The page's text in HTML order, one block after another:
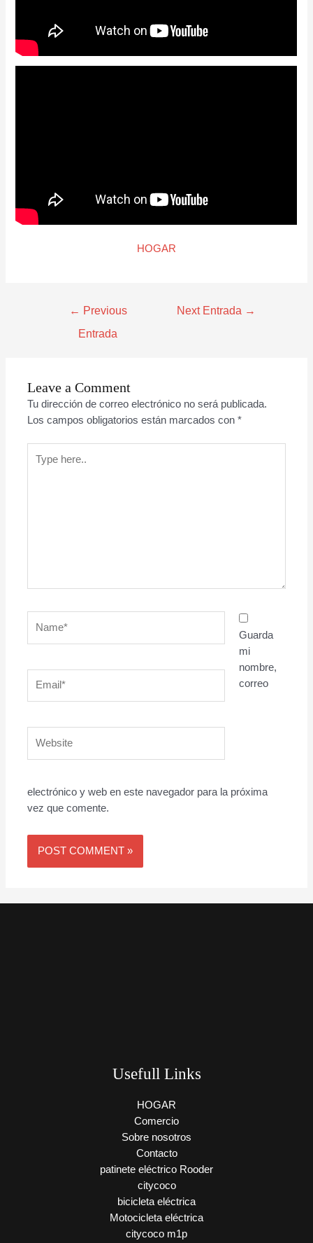
HOGAR
← Previous
Entrada
Next Entrada →
Leave a Comment
Tu dirección de correo electrónico no será publicada.
Los campos obligatorios están marcados con*
here..
Guarda
mi
nombre,
correo
electrónico y web en este navegador para la próxima
vez que comente.
Usefull Links
HOGAR
Comercio
Sobre nosotros
Contacto
patinete eléctrico Rooder
citycoco
bicicleta eléctrica
Motocicleta eléctrica
citycoco m1p